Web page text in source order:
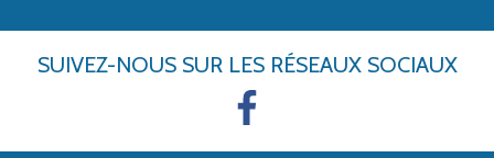
SUIVEZ-NOUS SUR LES RÉSEAUX SOCIAUX